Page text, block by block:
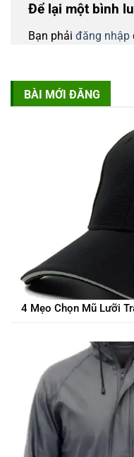
Để lại một bình
Bạn phải đăng nhập
BÀI MỚI ĐĂNG
4 Mẹo Chọn Mũ Lưỡi